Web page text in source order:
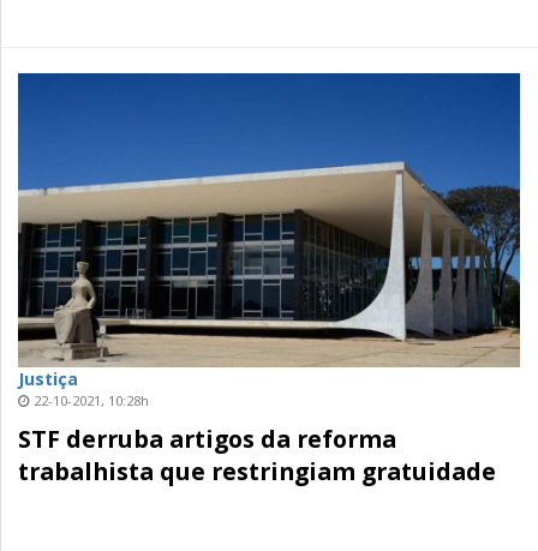
Justiça
22-10-2021, 10:28h
STF derruba artigos da reforma
trabalhista que restringiam gratuidade